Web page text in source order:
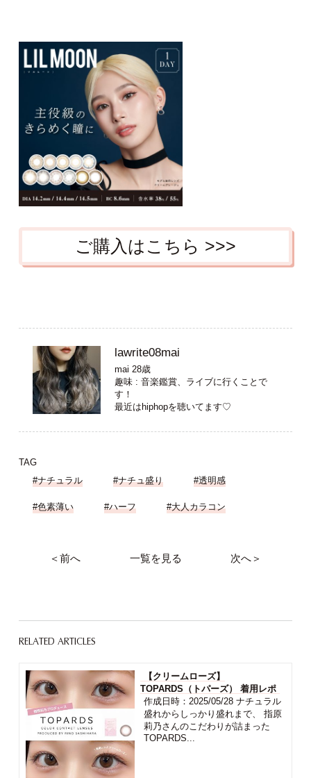
ご購入はこちら >>>
lawrite08mai
mai 28歳
趣味 : 音楽鑑賞、ライブに行くことで
す！
最近はhiphopを聴いてます♡
TAG
#ナチュラル
#ナチュ盛り #透明感
#色素薄い #ハーフ #大人カラコン
＜前へ 一覧を見る 次へ＞
RELATED ARTICLES
【クリームローズ】
TOPARDS（トパーズ） 着用レポ
作成日時：2025/05/28 ナチュラル
盛れからしっかり盛れまで、 指原
莉乃さんのこだわりが詰まった
TOPARDS...